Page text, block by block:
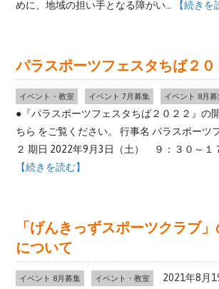
めに、地域の担い手となる障がい...
【続きを
パラスポーツフェスタちば２０
イベント・教室 イベント 7月募集 イベント 8月募
●『パラスポーツフェスタちば２０２２』の
ちら をご覧ください。 行事名 パラスポーツ
２ 期日 2022年9月3日（土） ９：３０～１
【続きを読む】
「げんきっずスポーツクラブ
について
イベント 8月募集 イベント・教室
2021年8月